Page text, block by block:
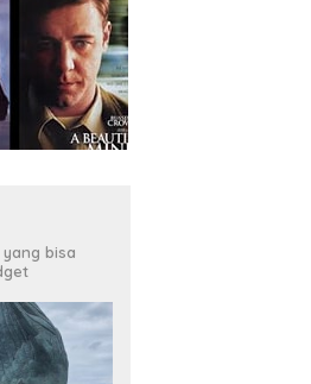
bisa